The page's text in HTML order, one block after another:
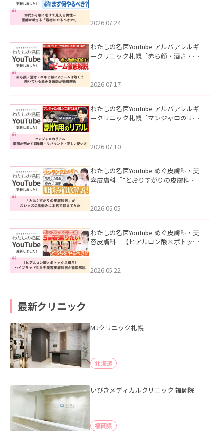
た。
2026.07.24
わたしの名医Youtube アルバアレルギ
ークリニック札幌「赤ら顔・酒さ・ニ
した。
2026.07.17
わたしの名医Youtube アルバアレルギ
ークリニック札幌「マンジャロのリア
た。
2026.07.10
わたしの名医Youtube めぐ皮膚科・美
容皮膚科「”とおりすがりの皮膚科
2026.06.05
わたしの名医Youtube めぐ皮膚科・美
容皮膚科「【ヒアルロン酸×ボトック
た。
2026.05.22
最新クリニック
MJクリニック札幌
北海道
いびきメディカルクリニック 福岡院
福岡県